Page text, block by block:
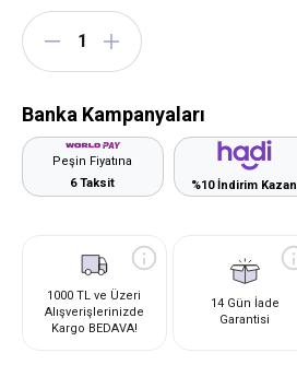
Banka Kampanyaları
Peşin Fiyatına
6 Taksit
%10 İndirim Kazan
1000 TL ve Üzeri
Alışverişlerinizde
Kargo BEDAVA!
14 Gün İade
Garantisi